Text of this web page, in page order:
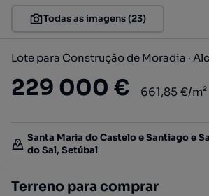
Todas as imagens (23)
229 000 € 661,85 €/m²
Santa Maria do Castelo e Santiago e
do Sal, Setúbal
Terreno para comprar